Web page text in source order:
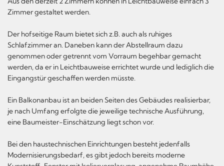
Zimmer gestaltet werden.
Der hofseitige Raum bietet sich z.B. auch als ruhiges
Schlafzimmer an. Daneben kann der Abstellraum dazu
genommen oder getrennt vom Vorraum begehbar gemacht
werden, da er in Leichtbauweise errichtet wurde und lediglich die
Eingangstür geschaffen werden müsste.
Ein Balkonanbau ist an beiden Seiten des Gebäudes realisierbar,
je nach Umfang erfolgte die jeweilige technische Ausführung,
eine Baumeister-Einschätzung liegt schon vor.
Bei den haustechnischen Einrichtungen besteht jedenfalls
Modernisierungsbedarf, es gibt jedoch bereits moderne